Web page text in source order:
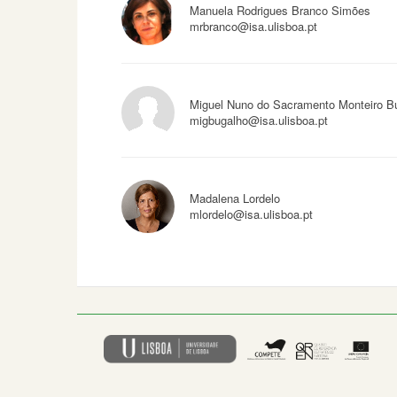
Manuela Rodrigues Branco Simões
mrbranco@isa.ulisboa.pt
Miguel Nuno do Sacramento Monteiro
migbugalho@isa.ulisboa.pt
Madalena Lordelo
mlordelo@isa.ulisboa.pt